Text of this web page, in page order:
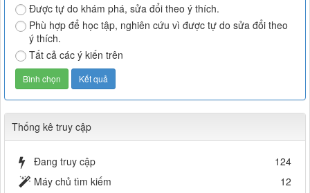
Được tự do khám phá, sửa đổi theo ý thích.
Phù hợp để học tập, nghiên cứu vì được tự do sửa đổi theo
ý thích.
Tất cả các ý kiến trên
Thống kê truy cập
Đang truy cập
124
Máy chủ tìm kiếm
12